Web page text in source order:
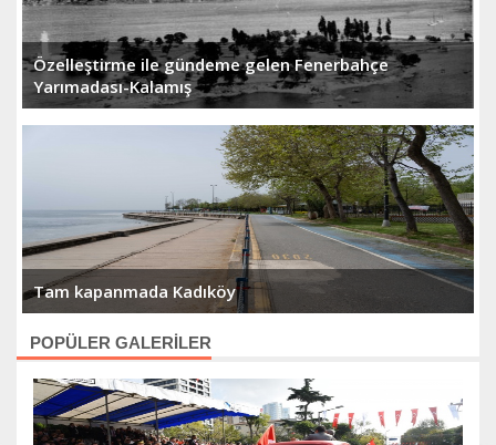
Özelleştirme ile gündeme gelen Fenerbahçe
Yarımadası-Kalamış
Tam kapanmada Kadıköy
POPÜLER GALERİLER